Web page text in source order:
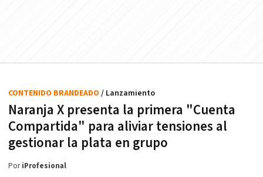
Naranja X presenta la primera "Cuenta
Compartida" para aliviar tensiones al
gestionar la plata en grupo
CONTENIDO BRANDEADO / Lanzamiento
PoriProfesional